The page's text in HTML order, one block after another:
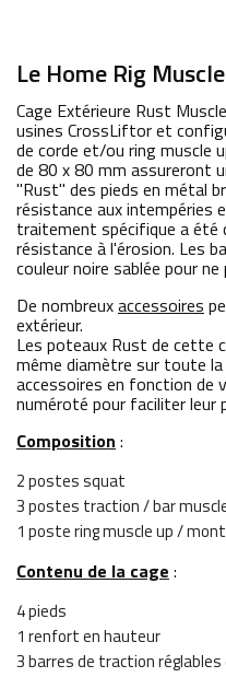
Le Home Rig
Cage Extérieure Rust
usines CrossLiftor et
de corde et/ou ring muscle
de 80 x 80 mm assureront
"Rust" des pieds en métal
résistance aux intempéries
traitement spécifique a été
résistance à l'érosion. Les
couleur noire sablée pour
De nombreuxaccessoires
extérieur.
Les poteaux Rust de cette
même diamètre sur toute
accessoires en fonction de
numéroté pour faciliter leur
Composition :
2 postes squat
3 postes traction / bar
1 poste ring muscle up /
Contenu de la cage :
4 pieds
1 renfort en hauteur
3 barres de traction